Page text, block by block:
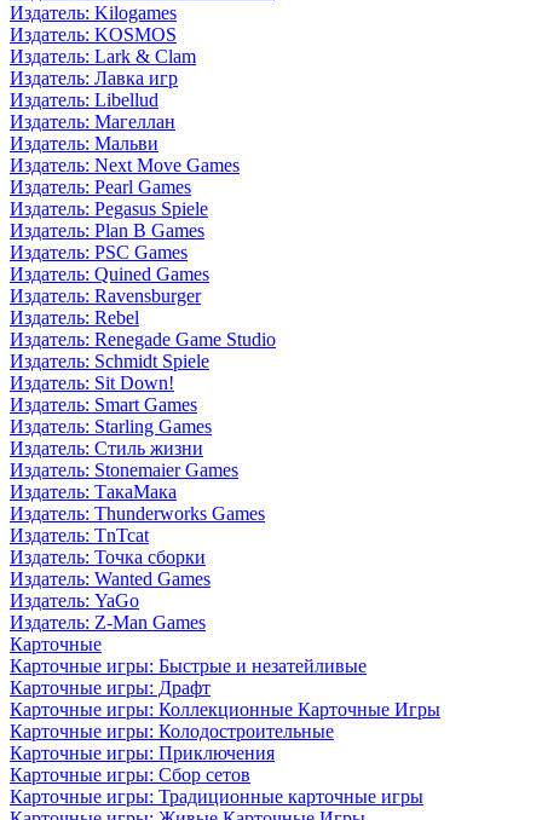
Издатель: Kilogames
Издатель: KOSMOS
Издатель: Lark & Clam
Издатель: Лавка игр
Издатель: Libellud
Издатель: Магеллан
Издатель: Мальви
Издатель: Next Move Games
Издатель: Pearl Games
Издатель: Pegasus Spiele
Издатель: Plan B Games
Издатель: PSC Games
Издатель: Quined Games
Издатель: Ravensburger
Издатель: Rebel
Издатель: Renegade Game Studio
Издатель: Schmidt Spiele
Издатель: Sit Down!
Издатель: Smart Games
Издатель: Starling Games
Издатель: Стиль жизни
Издатель: Stonemaier Games
Издатель: ТакаМака
Издатель: Thunderworks Games
Издатель: TnTcat
Издатель: Точка сборки
Издатель: Wanted Games
Издатель: YaGo
Издатель: Z-Man Games
Карточные
Карточные игры: Быстрые и незатейливые
Карточные игры: Драфт
Карточные игры: Коллекционные Карточные Игры
Карточные игры: Колодостроительные
Карточные игры: Приключения
Карточные игры: Сбор сетов
Карточные игры: Традиционные карточные игры